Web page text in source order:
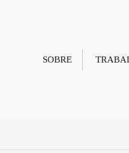
SOBRE